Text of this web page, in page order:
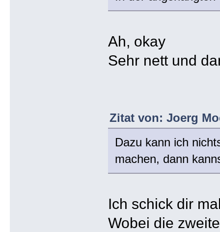
Ah, okay
Sehr nett und
Zitat von: Joerg
Dazu kann ich
machen, dann
Ich schick dir
Wobei die